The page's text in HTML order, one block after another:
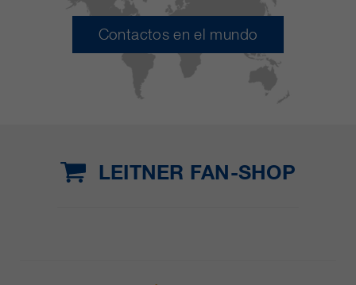
Contactos en el mundo
LEITNER FAN-SHOP